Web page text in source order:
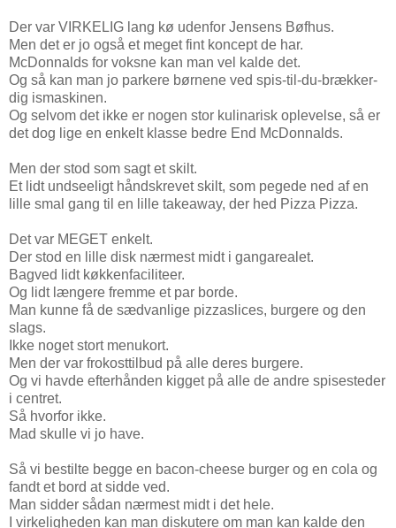
Der var VIRKELIG lang kø udenfor Jensens Bøfhus.
Men det er jo også et meget fint koncept de har.
McDonnalds for voksne kan man vel kalde det.
Og så kan man jo parkere børnene ved spis-til-du-brækker-
dig ismaskinen.
Og selvom det ikke er nogen stor kulinarisk oplevelse, så er
det dog lige en enkelt klasse bedre End McDonnalds.
Men der stod som sagt et skilt.
Et lidt undseeligt håndskrevet skilt, som pegede ned af en
lille smal gang til en lille takeaway, der hed Pizza Pizza.
Det var MEGET enkelt.
Der stod en lille disk nærmest midt i gangarealet.
Bagved lidt køkkenfaciliteer.
Og lidt længere fremme et par borde.
Man kunne få de sædvanlige pizzaslices, burgere og den
slags.
Ikke noget stort menukort.
Men der var frokosttilbud på alle deres burgere.
Og vi havde efterhånden kigget på alle de andre spisesteder
i centret.
Så hvorfor ikke.
Mad skulle vi jo have.
Så vi bestilte begge en bacon-cheese burger og en cola og
fandt et bord at sidde ved.
Man sidder sådan nærmest midt i det hele.
I virkeligheden kan man diskutere om man kan kalde den